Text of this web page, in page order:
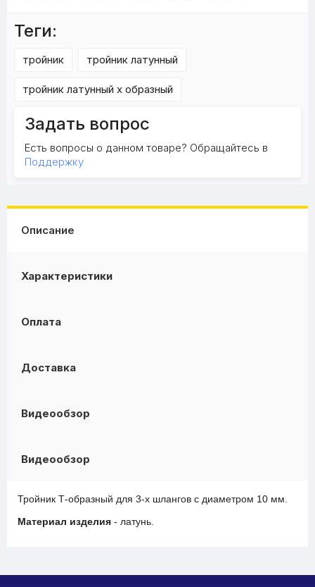
Теги:
тройник тройник латунный
тройник латунный х образный
Задать вопрос
Есть вопросы о данном товаре? Обращайтесь в
Поддержку
Описание
Характеристики
Оплата
Доставка
Видеообзор
Видеообзор
Тройник Т-образный для 3-х шлангов с диаметром 10 мм.
Материал изделия - латунь.